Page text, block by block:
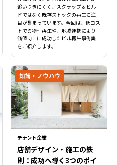
追いつきにくく、スクラップ＆ビル
ドではなく既存ストックの再生に注
目が集まっています。今回は、低コス
トでの物件再生や、地域連携により
価値向上に成功したビル再生事例集
をご紹介します。
テナント企業
店舗デザイン・施工の鉄
則：成功へ導く3つのポイ
知識・ノウハウ